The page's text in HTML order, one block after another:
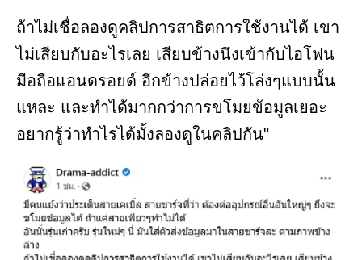
ถ้าไม่เชื่อลองดูคลิปการสาธิตการใช้งานได้ เขา
ไม่เสียบกับอะไรเลย เสียบข้างนึงเข้ากับไอโฟน
มือถือแอนดรอยด์ อีกข้างปล่อยไว้โล่งๆแบบนั้น
แหละ และทำได้มากกว่าการขโมยข้อมูลเยอะ
อยากรู้ว่าทำไรได้มั้งลองดูในคลิปกัน"